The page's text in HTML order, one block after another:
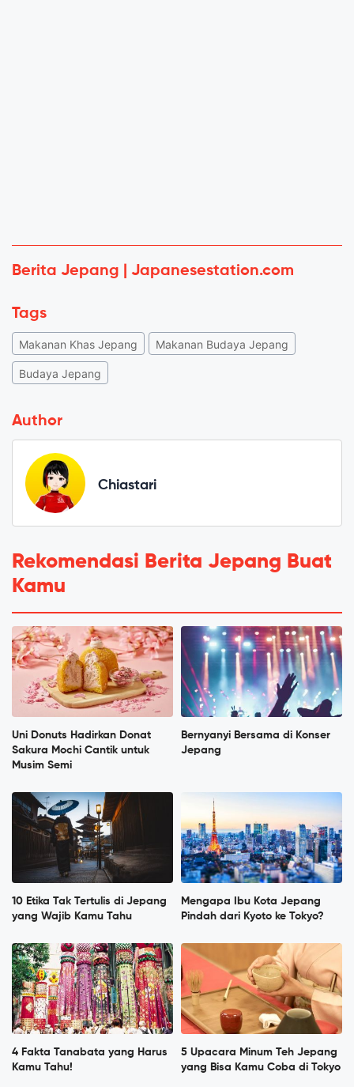
Berita Jepang | Japanesestation.com
Tags
Makanan Khas Jepang Makanan Budaya Jepang
Budaya Jepang
Author
Chiastari
Rekomendasi Berita Jepang Buat
Kamu
Uni Donuts Hadirkan Donat
Sakura Mochi Cantik untuk
Musim Semi
Bernyanyi Bersama di Konser
Jepang
10 Etika Tak Tertulis di Jepang
yang Wajib Kamu Tahu
Mengapa Ibu Kota Jepang
Pindah dari Kyoto ke Tokyo?
4 Fakta Tanabata yang Harus
Kamu Tahu!
5 Upacara Minum Teh Jepang
yang Bisa Kamu Coba di Tokyo